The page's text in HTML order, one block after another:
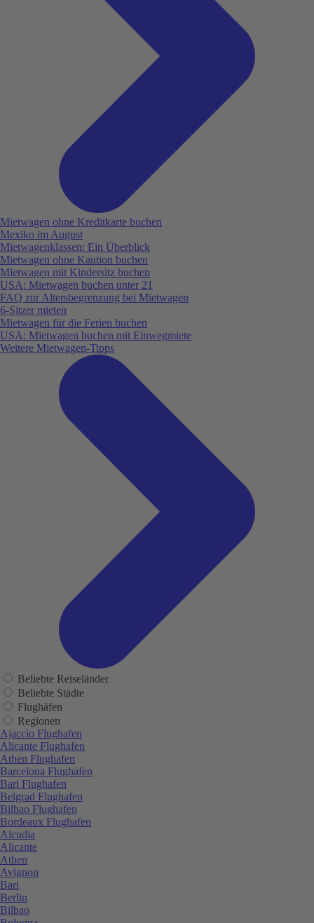
Mietwagen ohne Kreditkarte buchen
Mexiko im August
Mietwagenklassen: Ein Überblick
Mietwagen ohne Kaution buchen
Mietwagen mit Kindersitz buchen
USA: Mietwagen buchen unter 21
FAQ zur Altersbegrenzung bei Mietwagen
6-Sitzer mieten
Mietwagen für die Ferien buchen
USA: Mietwagen buchen mit Einwegmiete
Weitere Mietwagen-Tipps
Beliebte Reiseländer
Beliebte Städte
Flughäfen
Regionen
Ajaccio Flughafen
Alicante Flughafen
Athen Flughafen
Barcelona Flughafen
Bari Flughafen
Belgrad Flughafen
Bilbao Flughafen
Bordeaux Flughafen
Alcudia
Alicante
Athen
Avignon
Bari
Berlin
Bilbao